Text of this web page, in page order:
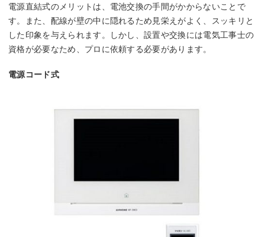
電源直結式のメリットは、電池交換の手間がかからないことで
す。また、配線が壁の中に隠れるため見栄えがよく、スッキリと
した印象を与えられます。しかし、設置や交換には電気工事士の
資格が必要なため、プロに依頼する必要があります。
電源コード式